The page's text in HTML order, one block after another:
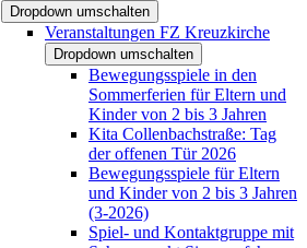
Dropdown umschalten
Veranstaltungen FZ Kreuzkirche
Dropdown umschalten
Bewegungsspiele in den
Sommerferien für Eltern und
Kinder von 2 bis 3 Jahren
Kita Collenbachstraße: Tag
der offenen Tür 2026
Bewegungsspiele für Eltern
und Kinder von 2 bis 3 Jahren
(3-2026)
Spiel- und Kontaktgruppe mit